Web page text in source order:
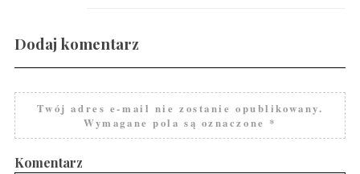
Dodaj komentarz
Twój adres e-mail nie zostanie opublikowany.
Wymagane pola są oznaczone *
Komentarz